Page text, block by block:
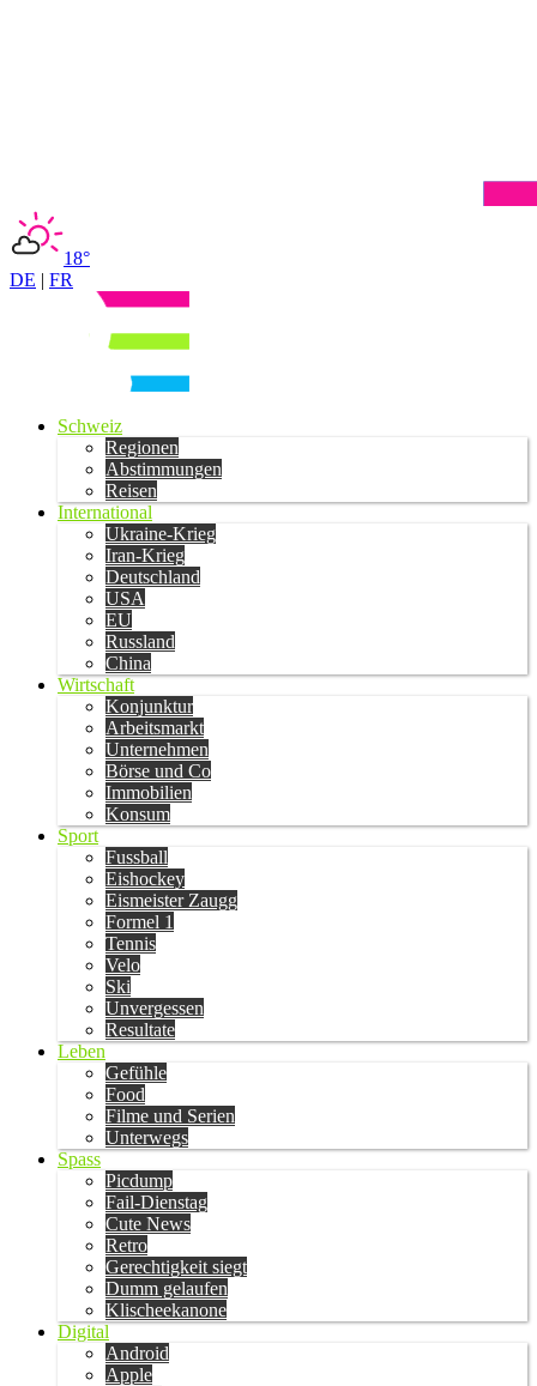
18°
DE | FR
Schweiz
Regionen
Abstimmungen
Reisen
International
Ukraine-Krieg
Iran-Krieg
Deutschland
USA
EU
Russland
China
Wirtschaft
Konjunktur
Arbeitsmarkt
Unternehmen
Börse und Co
Immobilien
Konsum
Sport
Fussball
Eishockey
Eismeister Zaugg
Formel 1
Tennis
Velo
Ski
Unvergessen
Resultate
Leben
Gefühle
Food
Filme und Serien
Unterwegs
Spass
Picdump
Fail-Dienstag
Cute News
Retro
Gerechtigkeit siegt
Dumm gelaufen
Klischeekanone
Digital
Android
Apple